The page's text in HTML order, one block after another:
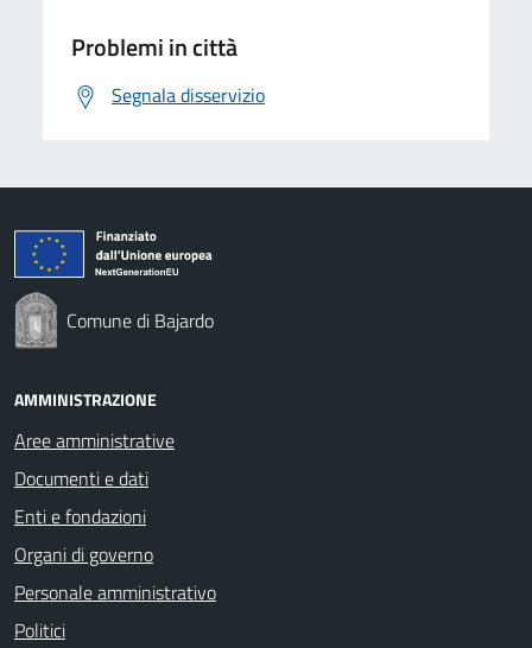
Problemi in città
Segnala disservizio
Comune di Bajardo
AMMINISTRAZIONE
Aree amministrative
Documenti e dati
Enti e fondazioni
Organi di governo
Personale amministrativo
Politici